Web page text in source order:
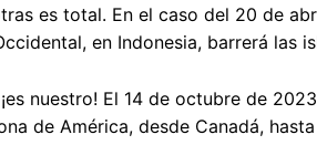
es total. En el caso del 20 de
en Indonesia, barrerá las
nuestro! El 14 de octubre de
de América, desde Canadá,